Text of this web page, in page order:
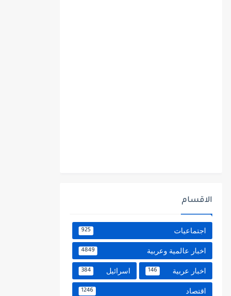
الاقسام
اجتماعيات 925
اخبار عالمية وعربية 4849
اخبار عربية 146 اسرائيل 384
اقتصاد 1246